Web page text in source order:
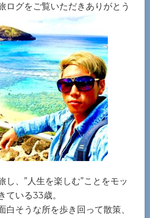
ログをご覧いただきありがとう
し、”人生を楽しむ”ことをモッ
ている33歳。
白そうな所を歩き回って散策、